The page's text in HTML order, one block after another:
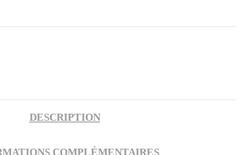
DESCRIPTION
COMPLÉMENTAIRES